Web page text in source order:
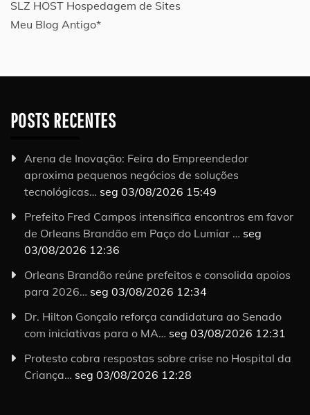
SLZ HOST Hospedagem de Sites
Meu Blog Antigo*
POSTS RECENTES
Arena de Inovação: Feira do Empreendedor
aproxima pequenos negócios de soluções
tecnológicas… seg 03/08/2026 15:49
Prefeito Fred Campos intensifica encontros em favor
de Orleans Brandão em Paço do Lumiar … seg
03/08/2026 12:36
Orleans Brandão reúne prefeitos e consolida apoios
para 2026… seg 03/08/2026 12:34
Dr. Hilton Gonçalo reforça candidatura ao Senado
com iniciativas para o MA… seg 03/08/2026 12:31
Protesto cobra respostas sobre crise no Hospital da
Criança… seg 03/08/2026 12:28